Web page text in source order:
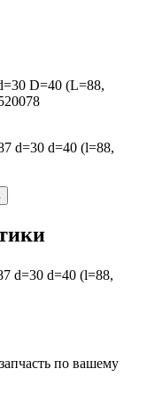
D=40 (L=88,
d=30 d=40 (l=88,
d=30 d=40 (l=88,
по вашему